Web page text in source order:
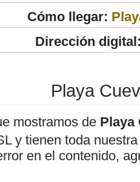
Cómo llegar:
Dirección digital:
Playa
mostramos de Playa
y tienen toda
en el contenido,